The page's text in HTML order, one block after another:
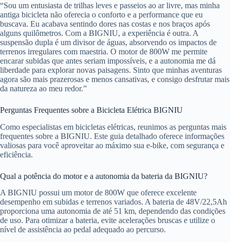
“Sou um entusiasta de trilhas leves e passeios ao ar livre, mas minha
antiga bicicleta não oferecia o conforto e a performance que eu
buscava. Eu acabava sentindo dores nas costas e nos braços após
alguns quilômetros. Com a BIGNIU, a experiência é outra. A
suspensão dupla é um divisor de águas, absorvendo os impactos de
terrenos irregulares com maestria. O motor de 800W me permite
encarar subidas que antes seriam impossíveis, e a autonomia me dá
liberdade para explorar novas paisagens. Sinto que minhas aventuras
agora são mais prazerosas e menos cansativas, e consigo desfrutar mais
da natureza ao meu redor.”
Perguntas Frequentes sobre a Bicicleta Elétrica BIGNIU
Como especialistas em bicicletas elétricas, reunimos as perguntas mais
frequentes sobre a BIGNIU. Este guia detalhado oferece informações
valiosas para você aproveitar ao máximo sua e-bike, com segurança e
eficiência.
Qual a potência do motor e a autonomia da bateria da BIGNIU?
A BIGNIU possui um motor de 800W que oferece excelente
desempenho em subidas e terrenos variados. A bateria de 48V/22,5Ah
proporciona uma autonomia de até 51 km, dependendo das condições
de uso. Para otimizar a bateria, evite acelerações bruscas e utilize o
nível de assistência ao pedal adequado ao percurso.